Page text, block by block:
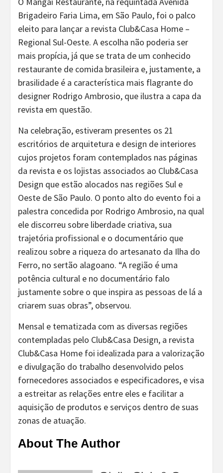
Brigadeiro Faria Lima, em São Paulo, foi o palco
eleito para lançar a revista Club&Casa Home –
Regional Sul-Oeste. A escolha não poderia ser
mais propícia, já que se trata de um conhecido
restaurante de comida brasileira e, justamente, a
brasilidade é a característica mais flagrante do
designer Rodrigo Ambrosio, que ilustra a capa da
revista em questão.
Na celebração, estiveram presentes os 21
escritórios de arquitetura e design de interiores
cujos projetos foram contemplados nas páginas
da revista e os lojistas associados ao Club&Casa
Design que estão alocados nas regiões Sul e
Oeste de São Paulo. O ponto alto do evento foi a
palestra concedida por Rodrigo Ambrosio, na qual
ele discorreu sobre liberdade criativa, sua
trajetória profissional e o documentário que
realizou sobre a riqueza do artesanato da Ilha do
Ferro, no sertão alagoano. “A região é uma
potência cultural e no documentário falo
justamente sobre o que inspira as pessoas de lá a
criarem suas obras”, observou.
Mensal e tematizada com as diversas regiões
contempladas pelo Club&Casa Design, a revista
Club&Casa Home foi idealizada para a valorização
e divulgação do trabalho desenvolvido pelos
fornecedores associados e especificadores, e visa
a estreitar as relações entre eles e facilitar a
aquisição de produtos e serviços dentro de suas
zonas de atuação.
About The Author